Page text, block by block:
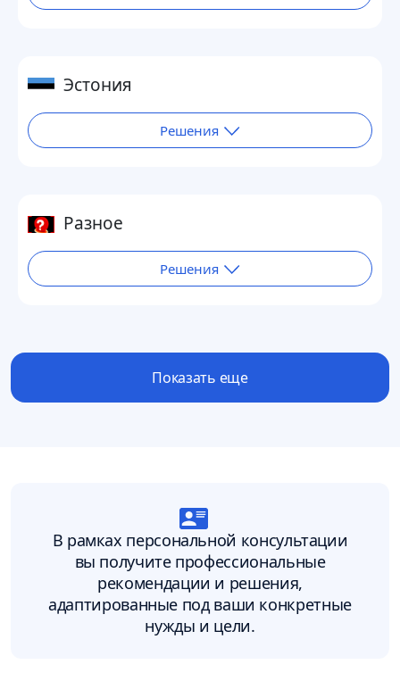
Эстония
Решения
Разное
Решения
Показать еще
В рамках персональной консультации
вы получите профессиональные
рекомендации и решения,
адаптированные под ваши конкретные
нужды и цели.